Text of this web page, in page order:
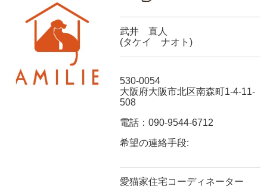
武井 直人
(タケイ ナオト)
530-0054
大阪府大阪市北区南森町1-4-11-
508
電話：090-9544-6712
希望の連絡手段:
愛猫家住宅コーディネーター